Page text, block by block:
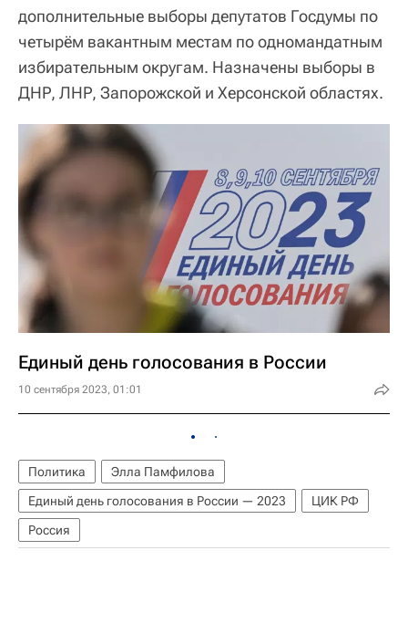
дополнительные выборы депутатов Госдумы по
четырём вакантным местам по одномандатным
избирательным округам. Назначены выборы в
ДНР, ЛНР, Запорожской и Херсонской областях.
Единый день голосования в России
10 сентября 2023, 01:01
Политика
Элла Памфилова
Единый день голосования в России — 2023
ЦИК РФ
Россия